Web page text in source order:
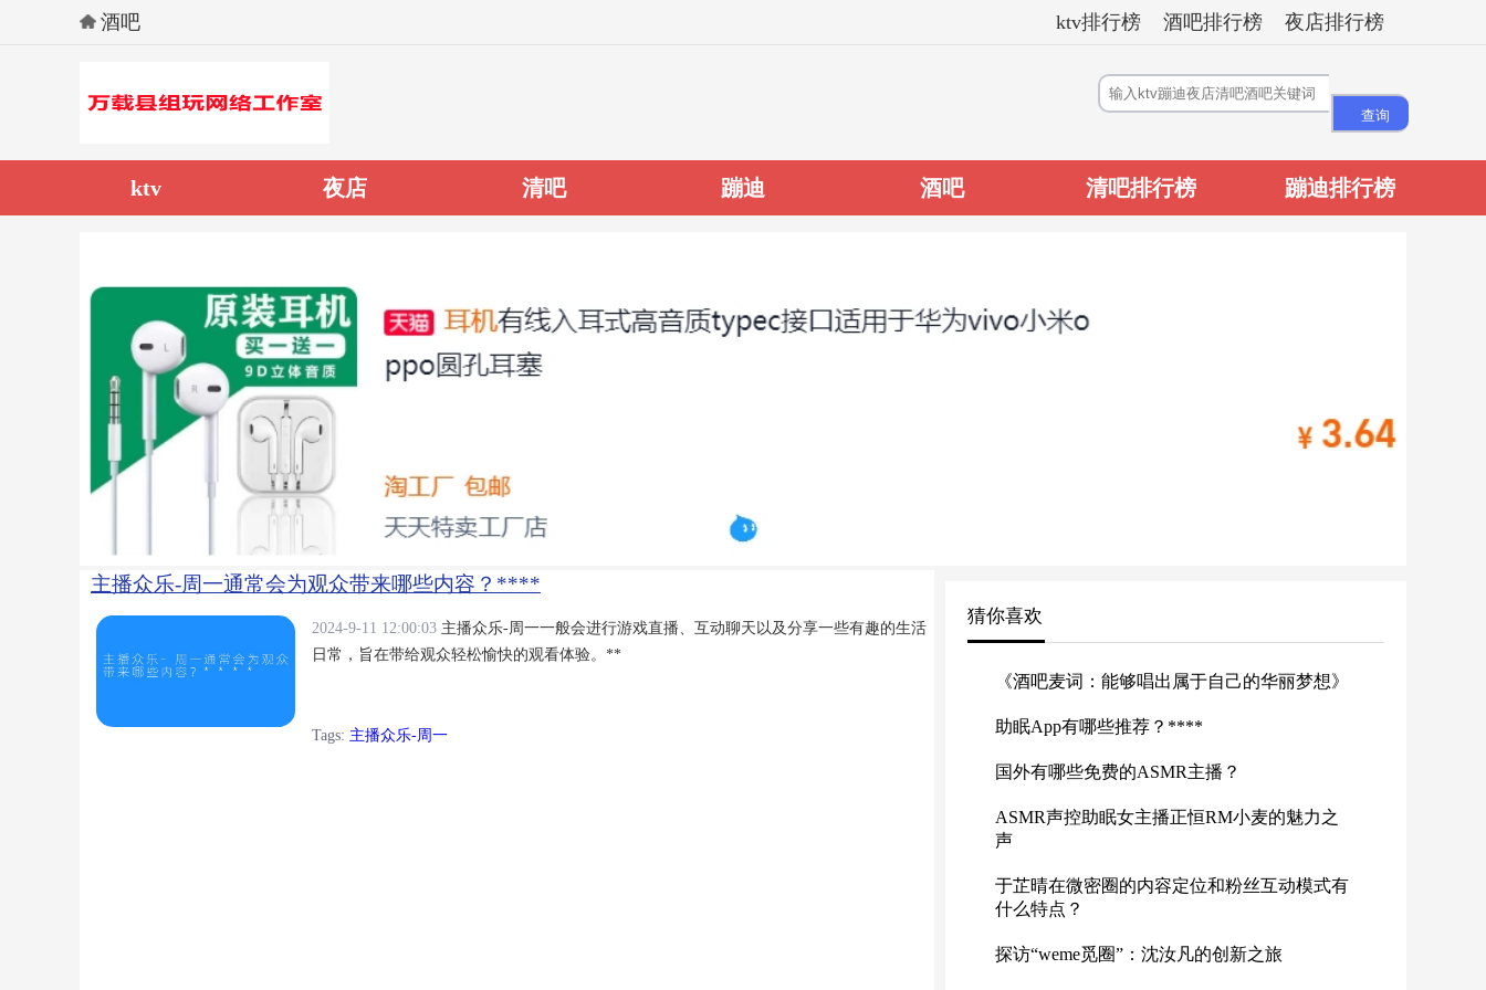
酒吧 ktv排行榜 酒吧排行榜 夜店排行榜
ktv 夜店 清吧 蹦迪 酒吧 清吧排行榜 蹦迪排行榜
主播众乐-周一通常会为观众带来哪些内容？****
2024-9-11 12:00:03 主播众乐-周一一般会进行游戏直播、互动聊天以及分享一些有趣的生活
日常，旨在带给观众轻松愉快的观看体验。**
Tags: 主播众乐-周一
猜你喜欢
《酒吧麦词：能够唱出属于自己的华丽梦想》
助眠App有哪些推荐？****
国外有哪些免费的ASMR主播？
ASMR声控助眠女主播正恒RM小麦的魅力之
声
于芷晴在微密圈的内容定位和粉丝互动模式有
什么特点？
探访“weme觅圈”：沈汝凡的创新之旅